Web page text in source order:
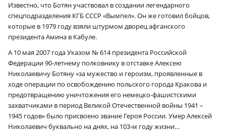
Известно, что Ботян участвовал в создании легендарного
спецподразделения КГБ СССР «Вымпел». Он же готовил бойцов,
которые в 1979 году взяли штурмом дворец афганского
президента Амина в Кабуле.
А 10 мая 2007 года Указом № 614 президента Российской
Федерации 90-летнему полковнику в отставке Алексею
Николаевичу Ботяну «за мужество и героизм, проявленные в
ходе операции по освобождению польского города Кракова и
предотвращению уничтожения его немецко-фашистскими
захватчиками в период Великой Отечественной войны 1941 –
1945 годов» было присвоено звание Героя России. Умер Алексей
Николаевич буквально на днях, на 103‑м году жизни…